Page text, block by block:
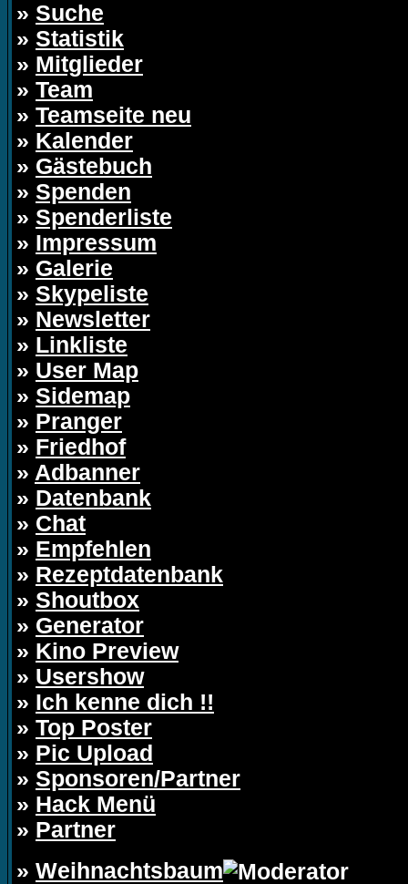
» Suche
» Statistik
» Mitglieder
» Team
» Teamseite neu
» Kalender
» Gästebuch
» Spenden
» Spenderliste
» Impressum
» Galerie
» Skypeliste
» Newsletter
» Linkliste
» User Map
» Sidemap
» Pranger
» Friedhof
» Adbanner
» Datenbank
» Chat
» Empfehlen
» Rezeptdatenbank
» Shoutbox
» Generator
» Kino Preview
» Usershow
» Ich kenne dich !!
» Top Poster
» Pic Upload
» Sponsoren/Partner
» Hack Menü
» Partner
» Weihnachtsbaum